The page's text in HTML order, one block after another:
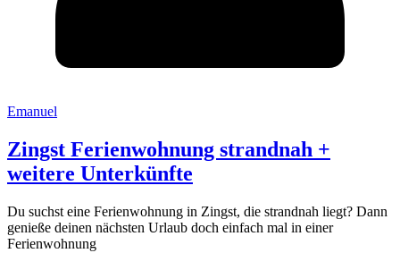
Emanuel
Zingst Ferienwohnung strandnah +
weitere Unterkünfte
Du suchst eine Ferienwohnung in Zingst, die strandnah liegt? Dann
genieße deinen nächsten Urlaub doch einfach mal in einer
Ferienwohnung